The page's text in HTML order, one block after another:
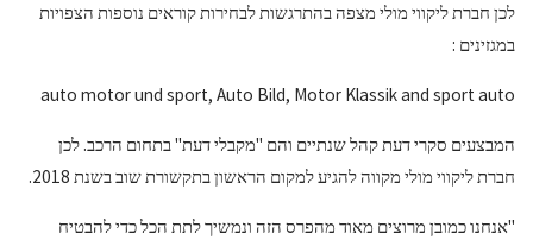
לכן חברת ליקווי מולי מצפה בהתרגשות לבחירות קוראים נוספות הצפויות
במגזינים :
auto motor und sport, Auto Bild, Motor Klassik and sport auto
המבצעים סקרי דעת קהל שנתיים והם "מקבלי דעת" בתחום הרכב. לכן
חברת ליקווי מולי מקווה להגיע למקום הראשון בתקשורת שוב בשנת 2018.
"אנחנו כמובן מרוצים מאוד מהפרס הזה ונמשיך לתת הכל כדי להבטיח